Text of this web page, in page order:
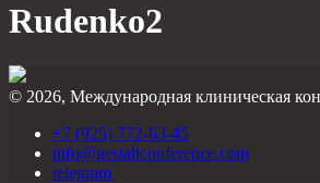
Rudenko2
© 2026, Международная клиническая
+7 (925) 772-63-45
info@gestaltconference.com
telegram